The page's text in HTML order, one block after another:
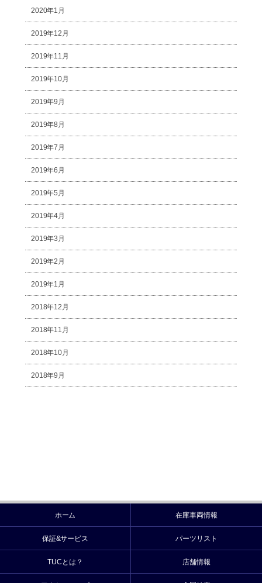
2020年1月
2019年12月
2019年11月
2019年10月
2019年9月
2019年8月
2019年7月
2019年6月
2019年5月
2019年4月
2019年3月
2019年2月
2019年1月
2018年12月
2018年11月
2018年10月
2018年9月
ホーム 在庫車両情報
保証&サービス パーツリスト
TUCとは？ 店舗情報